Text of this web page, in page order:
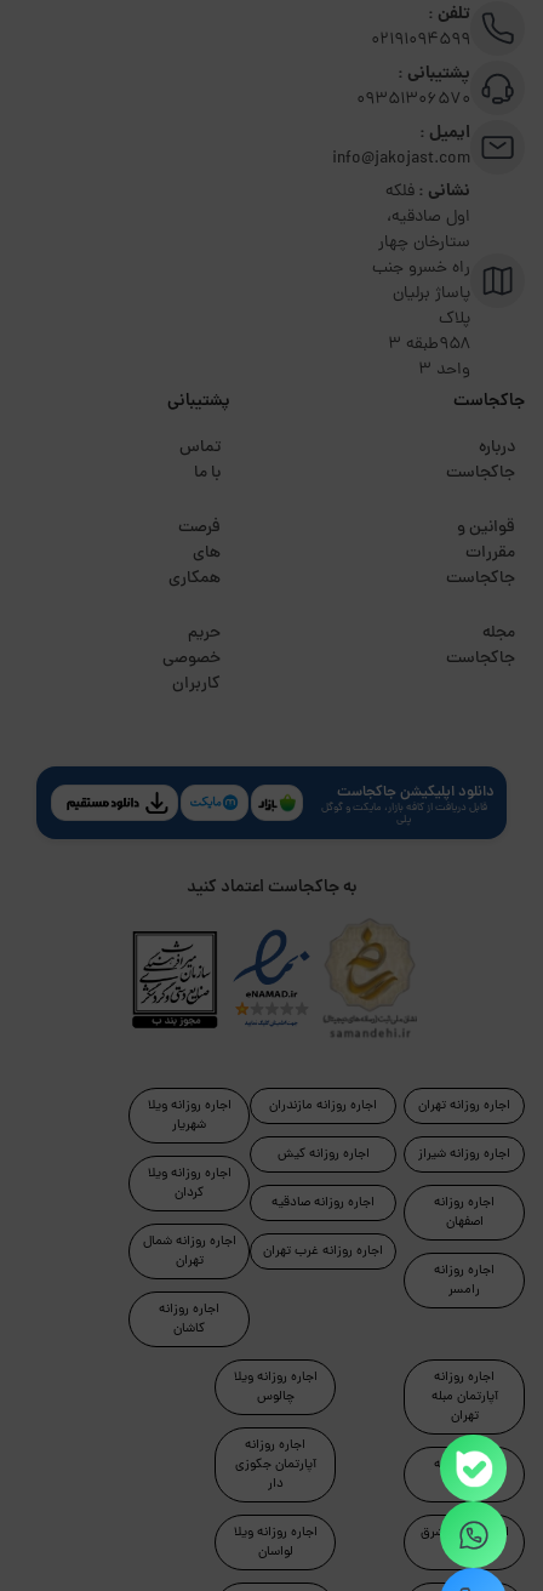
تلفن :
02191094599
پشتیبانی :
09351306570
ایمیل :
info@jakojast.com
نشانی :فلکه
اول صادقیه،
ستارخان چهار
راه خسرو جنب
پاساژ برلیان
پلاک
۹۵۸طبقه 3
واحد 3
جاکجاست
درباره
جاکجاست
قوانین و
مقررات
جاکجاست
مجله
جاکجاست
پشتیبانی
تماس
با ما
فرصت
های
همکاری
حریم
خصوصی
کاربران
دانلود اپلیکیشن جاکجاست
قابل دریافت از کافه بازار، مایکت و گوگل
پلی
به جاکجاست اعتماد کنید
اجاره روزانه تهران
اجاره روزانه شیراز
اجاره روزانه
اصفهان
اجاره روزانه
رامسر
اجاره روزانه مازندران
اجاره روزانه کیش
اجاره روزانه صادقیه
اجاره روزانه غرب تهران
اجاره روزانه ویلا
شهریار
اجاره روزانه ویلا
کردان
اجاره روزانه شمال
تهران
اجاره روزانه
کاشان
اجاره روزانه
آپارتمان مبله
تهران
اجاره روزانه
ماسال
اجاره روزانه شرق
تهران
اجاره روزانه ویلا
چالوس
اجاره روزانه
آپارتمان جکوزی
دار
اجاره روزانه ویلا
لواسان